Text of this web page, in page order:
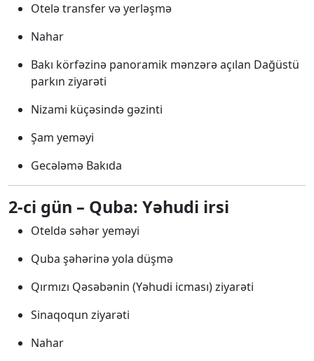
Otelə transfer və yerləşmə
Nahar
Bakı körfəzinə panoramik mənzərə açılan Dağüstü
parkın ziyarəti
Nizami küçəsində gəzinti
Şam yeməyi
Gecələmə Bakıda
2-ci gün – Quba: Yəhudi irsi
Oteldə səhər yeməyi
Quba şəhərinə yola düşmə
Qırmızı Qəsəbənin (Yəhudi icması) ziyarəti
Sinaqoqun ziyarəti
Nahar